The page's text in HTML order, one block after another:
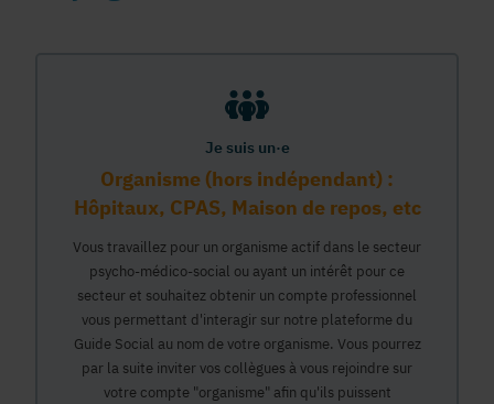
Je suis un·e
Organisme (hors indépendant) :
Hôpitaux, CPAS, Maison de repos, etc
Vous travaillez pour un organisme actif dans le secteur
psycho-médico-social ou ayant un intérêt pour ce
secteur et souhaitez obtenir un compte professionnel
vous permettant d'interagir sur notre plateforme du
Guide Social au nom de votre organisme. Vous pourrez
par la suite inviter vos collègues à vous rejoindre sur
votre compte "organisme" afin qu'ils puissent